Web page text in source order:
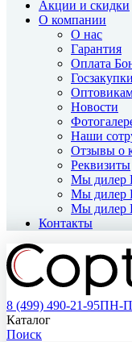
Акции и скидки
О компании
О нас
Гарантия
Оплата
Новости
Наши
Отзывы о
Реквизиты
Мы дилер
Мы дилер
Мы дилер
Контакты
8 (499) 490-21-95ПН-
Каталог
Поиск